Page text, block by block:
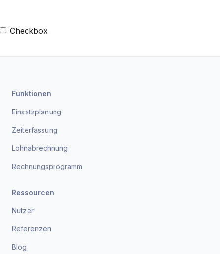
Checkbox
Funktionen
Einsatzplanung
Zeiterfassung
Lohnabrechnung
Rechnungsprogramm
Ressourcen
Nutzer
Referenzen
Blog